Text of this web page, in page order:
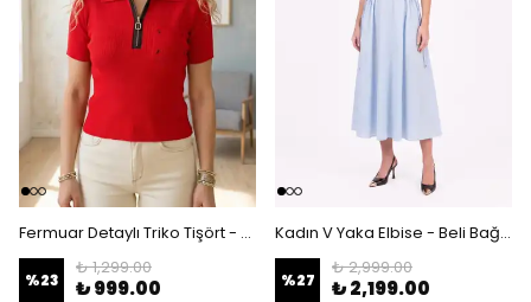
Fermuar Detaylı Triko Tişört - Cepli ve Polo Yaka Bluz - Kırmızı
%23
₺ 1,299.00
₺ 999.00
Kadın V Yaka Elbise - Beli Bağcıklı ve Büzgü Detaylı Midi Boy - Mavi
%27
₺ 2,999.00
₺ 2,199.00